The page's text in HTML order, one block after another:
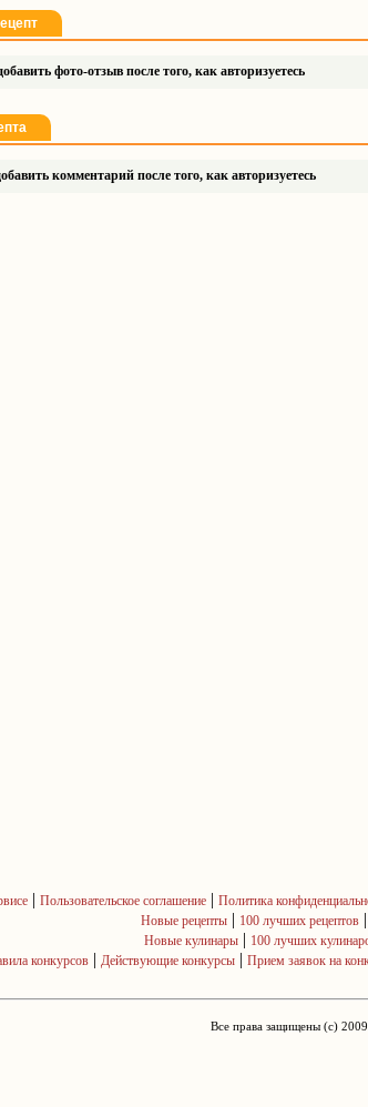
фото-отзыв после того, как авторизуетесь
комментарий после того, как авторизуетесь
| Пользовательское соглашение| Политика
Новые рецепты | 100 лучших рецептов |
Новые кулинары| 100 лучших
конкурсов | Действующие конкурсы | Прием заявок на
Все права защищены (c)